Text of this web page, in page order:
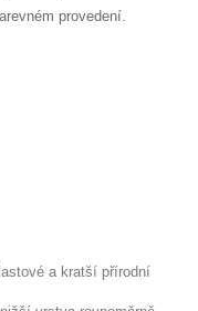
provedení.
a kratší přírodní